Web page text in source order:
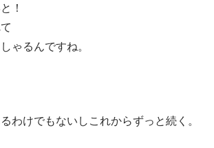
！
ゃるんですね。
わけでもないしこれからずっと続く。